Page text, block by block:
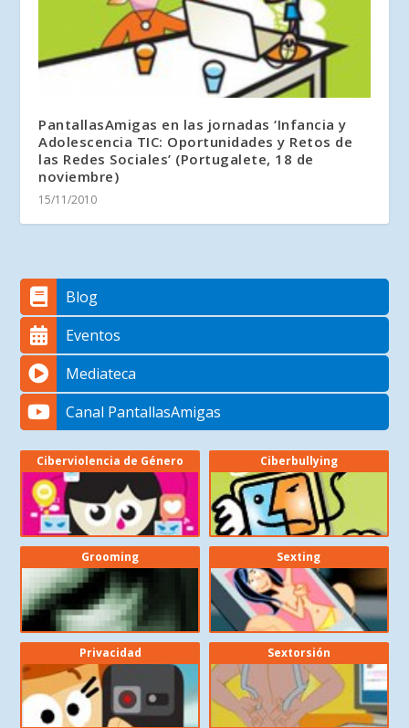
PantallasAmigas en las jornadas ‘Infancia y
Adolescencia TIC: Oportunidades y Retos de
las Redes Sociales’ (Portugalete, 18 de
noviembre)
15/11/2010
Blog
Eventos
Mediateca
Canal PantallasAmigas
Ciberviolencia de Género Ciberbullying
Grooming Sexting
Privacidad Sextorsión